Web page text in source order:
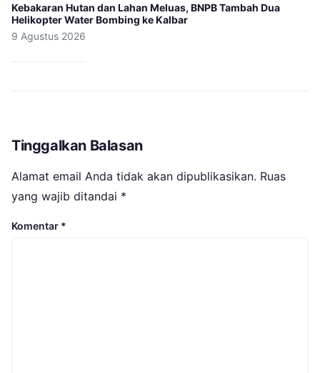
Kebakaran Hutan dan Lahan Meluas, BNPB Tambah Dua
Helikopter Water Bombing ke Kalbar
9 Agustus 2026
Tinggalkan Balasan
Alamat email Anda tidak akan dipublikasikan. Ruas
yang wajib ditandai *
Komentar *